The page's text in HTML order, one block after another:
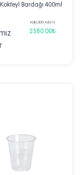
Bardağı 400ml
Koli (300 Adet)
2580.00₺